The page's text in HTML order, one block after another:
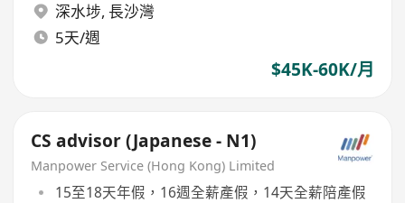
深水埗, 長沙灣
5天/週
$45K-60K/月
CS advisor (Japanese - N1)
Manpower Service (Hong Kong) Limited
15至18天年假，16週全薪產假，14天全薪陪產假